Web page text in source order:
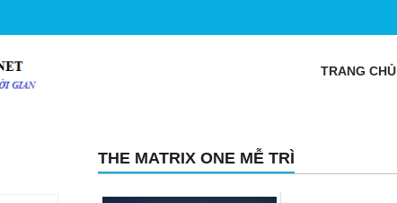
TRANG CHỦ
THE MATRIX ONE MỄ TRÌ